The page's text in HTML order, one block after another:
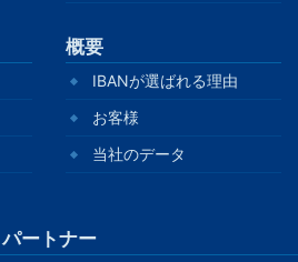
概要
IBANが選ばれる理由
お客様
当社のデータ
パートナー